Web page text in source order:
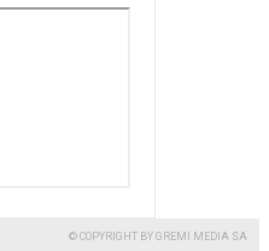
© COPYRIGHT BY GREMI MEDIA SA